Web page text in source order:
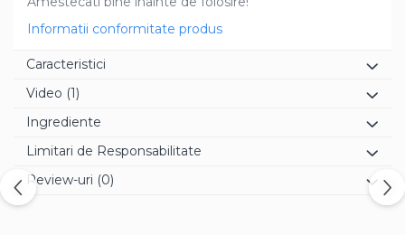
Informatii conformitate produs
Caracteristici
Video (1)
Ingrediente
Limitari de Responsabilitate
Review-uri (0)